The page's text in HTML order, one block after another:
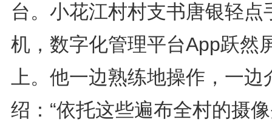
台。小花江村村支书唐银轻点
机，数字化管理平台App跃然
上。他一边熟练地操作，一边
绍：“依托这些遍布全村的摄